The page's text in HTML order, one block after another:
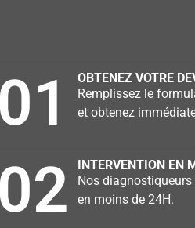
01
OBTENEZ VOTRE
Remplissez le
et obtenez
02
INTERVENTION EN
Nos
en moins de 24H.